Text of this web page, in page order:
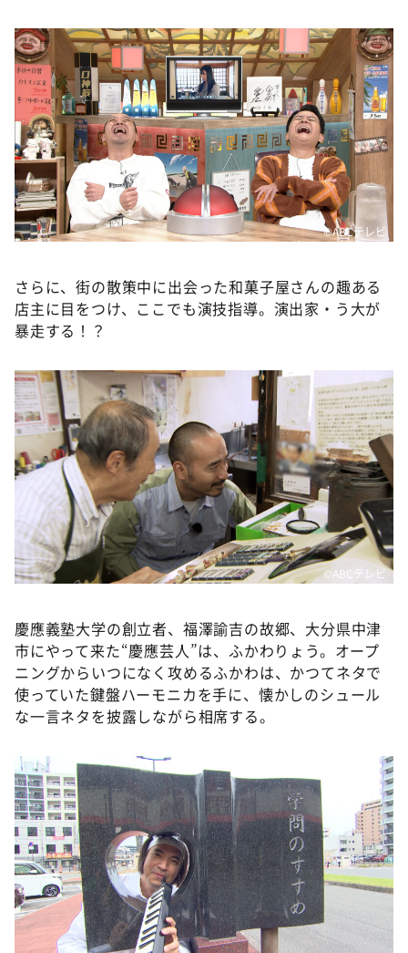
©️ABCテレビ
さらに、街の散策中に出会った和菓子屋さんの趣ある
店主に目をつけ、ここでも演技指導。演出家・う大が
暴走する！？
©️ABCテレビ
慶應義塾大学の創立者、福澤諭吉の故郷、大分県中津
市にやって来た“慶應芸人”は、ふかわりょう。オープ
ニングからいつになく攻めるふかわは、かつてネタで
使っていた鍵盤ハーモニカを手に、懐かしのシュール
な一言ネタを披露しながら相席する。